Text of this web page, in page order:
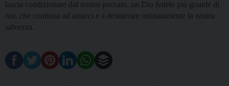
lascia condizionare dal nostro peccato, un Dio fedele più grande di
noi, che continua ad amarci e a desiderare ostinatamente la nostra
salvezza.